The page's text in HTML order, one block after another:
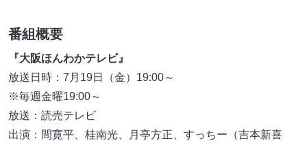
番組概要
『大阪ほんわかテレビ』
放送日時：7月19日（金）19:00～
※毎週金曜19:00～
放送：読売テレビ
出演：間寛平、桂南光、月亭方正、すっちー（吉本新喜